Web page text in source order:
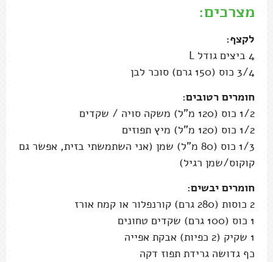
מצרכים:
לקצף:
4 ביצים גודל L
3/4 כוס (150 גרם) סוכר לבן
חומרים רטובים:
1/2 כוס (120 מ"ל) משקה סויה / שקדים
1/2 כוס (120 מ"ל) מיץ תפוזים
1/3 כוס (80 מ"ל) שמן (אני השתמשתי בזית, אפשר גם
קוקוס/שמן רגיל)
חומרים יבשים:
2 כוסות (280 גרם) קורנפלור או קמח אורז
1 כוס (100 גרם) שקדים טחונים
1 שקיק (2 כפיות) אבקת אפייה
כף גדושה גרידת תפוז דקה